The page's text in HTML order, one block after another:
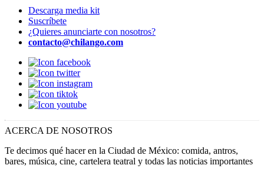
Descarga media kit
Suscríbete
¿Quieres anunciarte con nosotros?
contacto@chilango.com
ACERCA DE NOSOTROS
Te decimos qué hacer en la Ciudad de México: comida, antros,
bares, música, cine, cartelera teatral y todas las noticias importantes